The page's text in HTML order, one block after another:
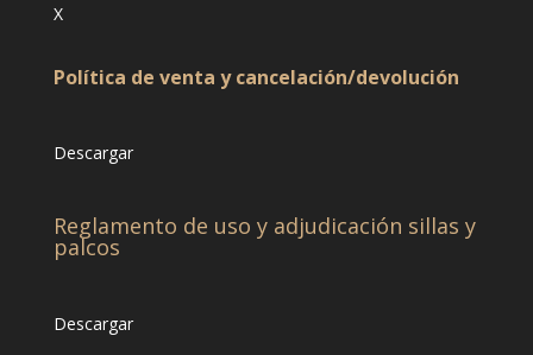
X
Política de venta y cancelación/devolución
Descargar
Reglamento de uso y adjudicación sillas y
palcos
Descargar